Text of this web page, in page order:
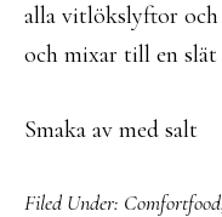
alla vitlökslyftor
och mixar till en slät
Smaka av med salt
Filed Under: Comfortfood